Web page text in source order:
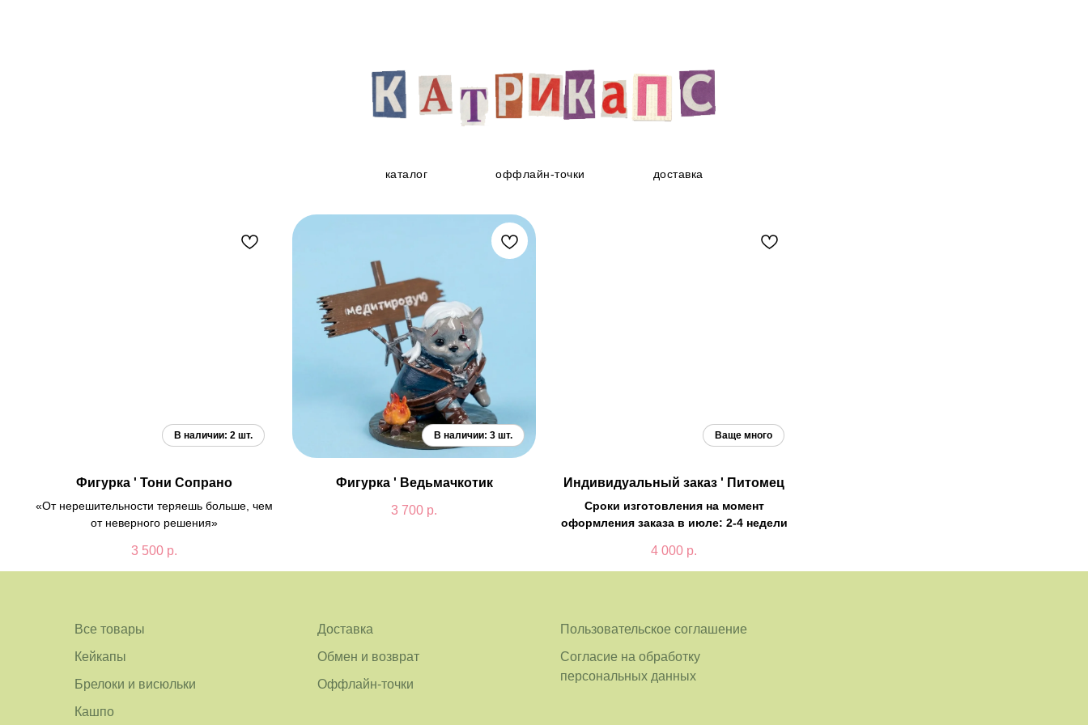
каталог оффлайн-точки доставка
Фигурка ' Тони Сопрано
«От нерешительности теряешь больше, чем
от неверного решения»
3 500 р.
Фигурка ' Ведьмачкотик
3 700 р.
Индивидуальный заказ ' Питомец
Сроки изготовления на момент
оформления заказа в июле: 2-4 недели
4 000 р.
Все товары
Кейкапы
Брелоки и висюльки
Кашпо
Доставка
Обмен и возврат
Оффлайн-точки
Пользовательское соглашение
Согласие на обработку
персональных данных